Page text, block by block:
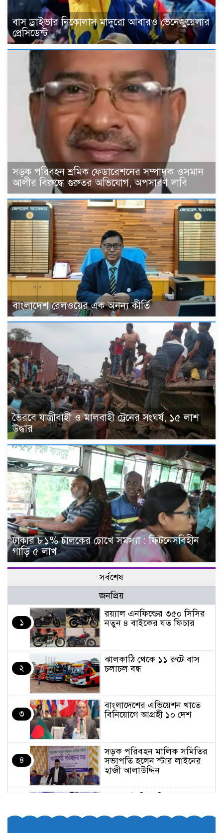
বাস ড্রাইভার নিকোলাস মাদুরো আবারও ভেনেজুয়েলার
প্রেসিডেন্ট
সড়ক পরিবহন শ্রমিক ফেডারেশনের সম্পাদক ওসমান
আলীর বিরুদ্ধে গুরুতর অভিযোগ, অপসারণ দাবি
বাংলাদেশ রেলওয়ের এক অনন্য কীর্তি
ভৈরবে যাত্রীবাহী ও মালবাহী ট্রেনের সংঘর্ষ, ১৫ লাশ
উদ্ধার
ঢাকার ৮১% চালকের চোখে সমস্যা : ফিটনেসবিহীন
গাড়ি ৫ লাখ
সর্বশেষ
জনপ্রিয়
১
র‌য়্যাল এনফিল্ডের ৩৫০ সিসির
নতুন ৪ বাইকের যত ফিচার
২
ঝালকাঠি থেকে ১১ রুটে বাস
চলাচল বন্ধ
৩
বাংলাদেশের এভিয়েশন খাতে
বিনিয়োগে আগ্রহী ১০ দেশ
৪
সড়ক পরিবহন মালিক সমিতির
সভাপতি হলেন স্টার লাইনের
হাজী আলাউদ্দিন